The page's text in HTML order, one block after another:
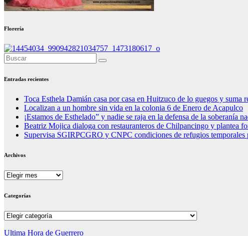
Florería
Entradas recientes
Toca Esthela Damián casa por casa en Huitzuco de lo guegos y suma
Localizan a un hombre sin vida en la colonia 6 de Enero de Acapulco
¡Estamos de Esthelado” y nadie se raja en la defensa de la
Beatriz Mojica dialoga con restauranteros de Chilpancingo y plantea
Supervisa SGIRPCGRO y CNPC condiciones de refugios temporales
Archivos
Archivos
Categorías
Categorías
Ultima Hora de Guerrero